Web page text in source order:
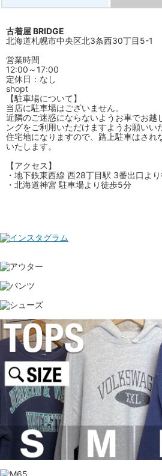
古着屋 BRIDGE
北海道札幌市中央区北3条西30丁目5-1
営業時間
12:00～17:00
定休日：なし
shopt
【駐車場について】
当店に駐車場はございません。
近隣のご迷惑にならないようお車でお越
ングをご利用いただけますようお願いい
住宅地になりますので、路上駐車はされ
いたします。
【アクセス】
・地下鉄東西線 西28丁目駅 3番出口よ
・北海道神宮 駐車場より徒歩5分